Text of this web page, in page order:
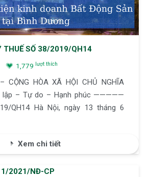
THUẾ SỐ 38/2019/QH14
1,779 lượt thích
CỘNG HÒA XÃ HỘI CHỦ NGHĨA
lập – Tự do – Hạnh phúc —————
QH14 Hà Nội, ngày 13 tháng 6
Xem chi tiết
1/2021/NĐ-CP